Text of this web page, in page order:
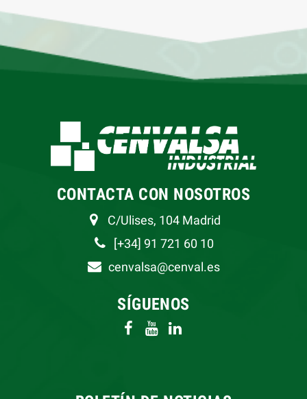
CONTACTA CON NOSOTROS
C/Ulises, 104 Madrid
[+34] 91 721 60 10
cenvalsa@cenval.es
SÍGUENOS